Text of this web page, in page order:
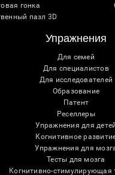
гонка
пазл 3D
Упражнения
Для семей
Для специалистов
Для исследователей
Образование
Патент
Реселлеры
Упражнения для детей
Когнитивное
Упражнения для
Тесты для мозга
Когнитивно-стимулирующая